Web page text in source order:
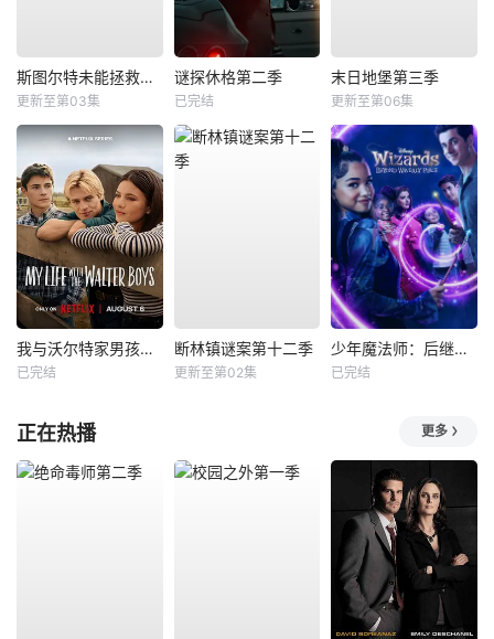
斯图尔特未能拯救宇宙
更新至第03集
谜探休格第二季
已完结
末日地堡第三季
更新至第06集
我与沃尔特家男孩的生活第三季
已完结
断林镇谜案第十二季
更新至第02集
少年魔法师：后继者第三季
已完结
正在热播 更多